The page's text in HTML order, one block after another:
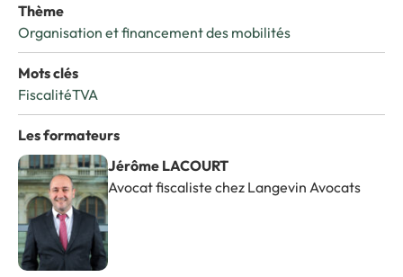
Thème
Organisation et financement des mobilités
Mots clés
FiscalitéTVA
Les formateurs
Jérôme LACOURT
Avocat fiscaliste chez Langevin Avocats